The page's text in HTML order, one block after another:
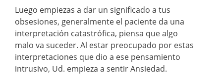
Luego empiezas a dar un significado a tus
obsesiones, generalmente el paciente da una
interpretación catastrófica, piensa que algo
malo va suceder. Al estar preocupado por estas
interpretaciones que dio a ese pensamiento
intrusivo, Ud. empieza a sentir Ansiedad.